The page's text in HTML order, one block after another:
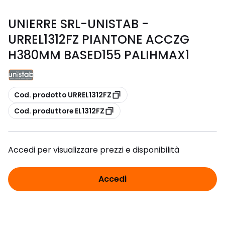
UNIERRE SRL-UNISTAB -
URREL1312FZ PIANTONE ACCZG
H380MM BASED155 PALIHMAX1
copia
Cod. prodotto URREL1312FZ
copia
Cod. produttore EL1312FZ
Accedi per visualizzare prezzi e disponibilità
Accedi